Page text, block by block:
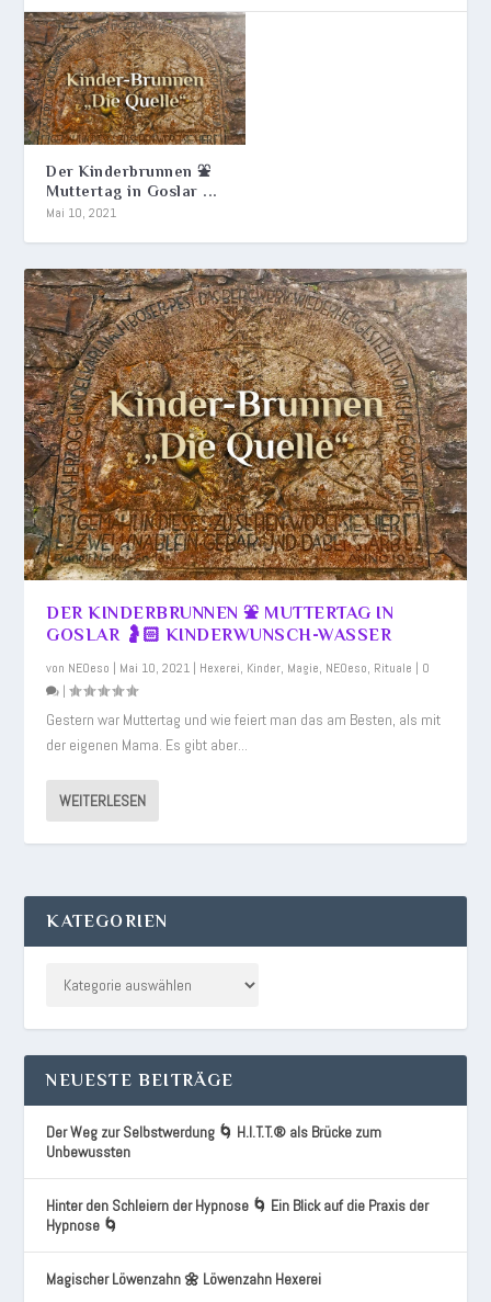
Der Kinderbrunnen ⛲
Muttertag in Goslar ...
Mai 10, 2021
DER KINDERBRUNNEN ⛲ MUTTERTAG IN
GOSLAR 🤰🏻 KINDERWUNSCH-WASSER
von NEOeso | Mai 10, 2021 | Hexerei, Kinder, Magie, NEOeso, Rituale | 0
|
Gestern war Muttertag und wie feiert man das am Besten, als mit
der eigenen Mama. Es gibt aber...
WEITERLESEN
KATEGORIEN
NEUESTE BEITRÄGE
Der Weg zur Selbstwerdung 🌀 H.I.T.T.® als Brücke zum
Unbewussten
Hinter den Schleiern der Hypnose 🌀 Ein Blick auf die Praxis der
Hypnose 🌀
Magischer Löwenzahn 🌼 Löwenzahn Hexerei